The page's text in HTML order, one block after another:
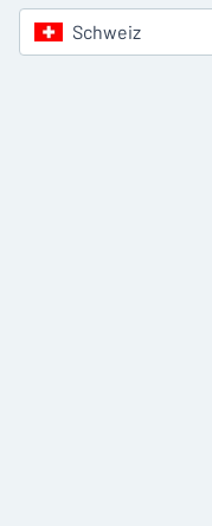
Schweiz